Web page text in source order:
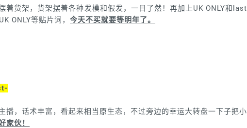
着货架，货架摆着各种发模和假发，一目了然！再加上UK ONLY和last
ONLY等贴片词， 今天不买就要等明年了。
播，话术丰富，看起来相当原生态，不过旁边的幸运大转盘一下子把小
家伙！